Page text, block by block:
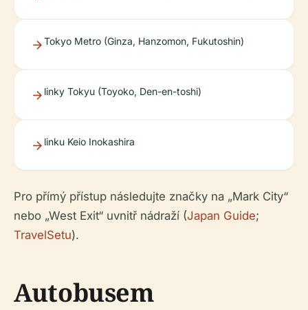
Tokyo Metro (Ginza, Hanzomon, Fukutoshin)
linky Tokyu (Toyoko, Den-en-toshi)
linku Keio Inokashira
Pro přímý přístup následujte značky na „Mark City“
nebo „West Exit“ uvnitř nádraží (Japan Guide;
TravelSetu).
Autobusem